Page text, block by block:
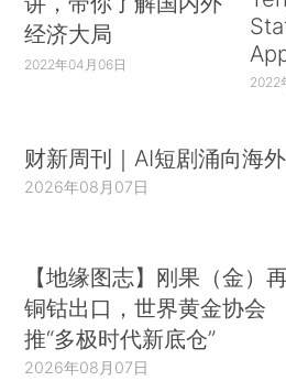
经济大局
2022年04月06日
2022
财新周刊｜AI短剧涌向海外
2026年08月07日
【地缘图志】刚果（金）
铜钴出口，世界黄金协会
推“多极时代新底仓”
2026年08月07日